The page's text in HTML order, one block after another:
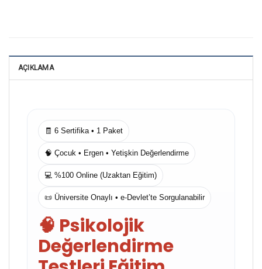
AÇIKLAMA
🧾 6 Sertifika • 1 Paket
🧠 Çocuk • Ergen • Yetişkin Değerlendirme
💻 %100 Online (Uzaktan Eğitim)
📜 Üniversite Onaylı • e-Devlet’te Sorgulanabilir
🧠 Psikolojik
Değerlendirme